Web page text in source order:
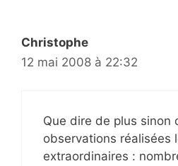
Christophe
12 mai 2008 à 22:32
Que dire de plus sinon
observations réalisées
extraordinaires :